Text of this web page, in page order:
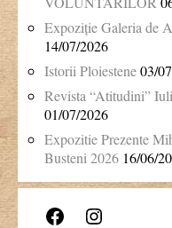
Expoziție Galeria de
14/07/2026
Istorii Ploiestene03/
Revista “Atitudini”
01/07/2026
Expozitie Prezente
Busteni 2026 16/06/
Facebook Instagram